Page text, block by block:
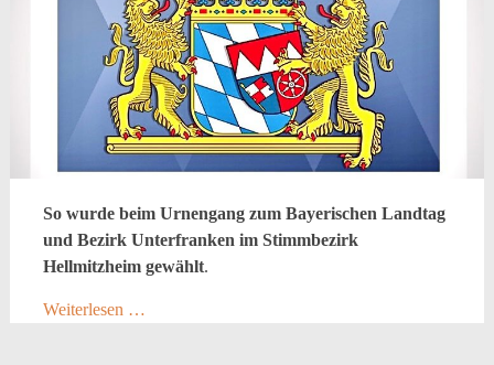
So wurde beim Urnengang zum Bayerischen Landtag
und Bezirk Unterfranken im Stimmbezirk
Hellmitzheim gewählt.
Weiterlesen …